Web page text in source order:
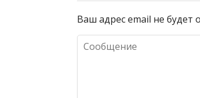
Ваш адрес email не будет